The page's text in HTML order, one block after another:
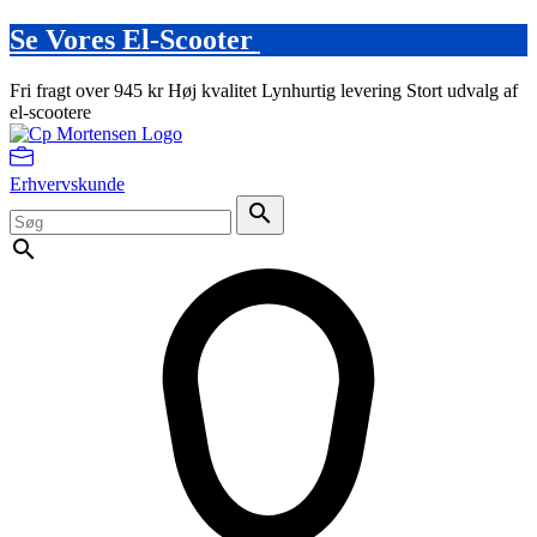
Se Vores El-Scooter
Fri fragt over 945 kr Høj kvalitet Lynhurtig levering Stort udvalg af
el-scootere
Erhvervskunde
search
search